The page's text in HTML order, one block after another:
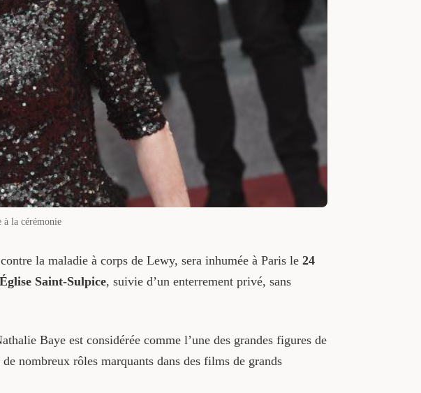
à la cérémonie
la maladie à corps de Lewy, sera inhumée à Paris le 24
Église Saint-Sulpice, suivie d’un enterrement privé, sans
Baye est considérée comme l’une des grandes figures de
nombreux rôles marquants dans des films de grands